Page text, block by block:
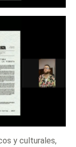
y culturales,